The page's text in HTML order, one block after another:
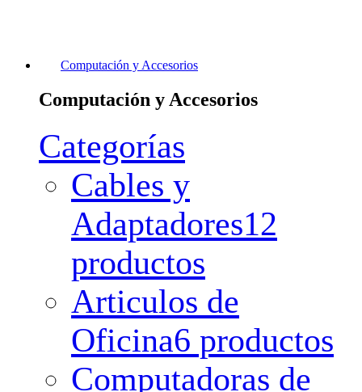
Computación y Accesorios
Computación y Accesorios
Categorías
Cables y
Adaptadores12
productos
Articulos de
Oficina6 productos
Computadoras de